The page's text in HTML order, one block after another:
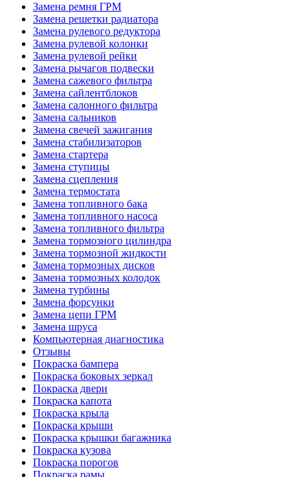
Замена ремня ГРМ
Замена решетки радиатора
Замена рулевого редуктора
Замена рулевой колонки
Замена рулевой рейки
Замена рычагов подвески
Замена сажевого фильтра
Замена сайлентблоков
Замена салонного фильтра
Замена сальников
Замена свечей зажигания
Замена стабилизаторов
Замена стартера
Замена ступицы
Замена сцепления
Замена термостата
Замена топливного бака
Замена топливного насоса
Замена топливного фильтра
Замена тормозного цилиндра
Замена тормозной жидкости
Замена тормозных дисков
Замена тормозных колодок
Замена турбины
Замена форсунки
Замена цепи ГРМ
Замена шруса
Компьютерная диагностика
Отзывы
Покраска бампера
Покраска боковых зеркал
Покраска двери
Покраска капота
Покраска крыла
Покраска крыши
Покраска крышки багажника
Покраска кузова
Покраска порогов